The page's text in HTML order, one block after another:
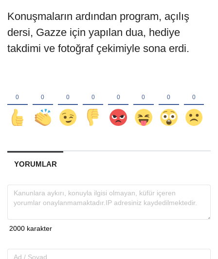
Konuşmaların ardından program, açılış
dersi, Gazze için yapılan dua, hediye
takdimi ve fotoğraf çekimiyle sona erdi.
YORUMLAR